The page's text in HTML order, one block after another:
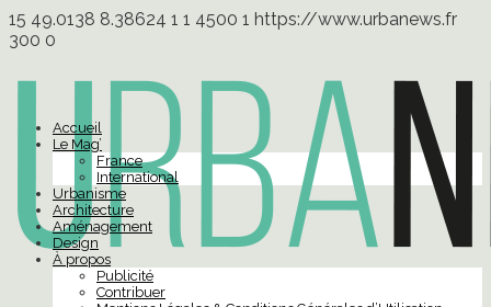
15 49.0138 8.38624 1 1 4500 1 https://www.urbanews.fr
300 0
Accueil
Le Mag’
France
International
Urbanisme
Architecture
Aménagement
Design
À propos
Publicité
Contribuer